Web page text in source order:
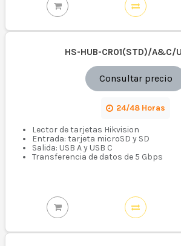
HS-HUB-CR01(STD)/A&C/
Consultar precio
24/48 Horas
Lector de tarjetas Hikvision
Entrada: tarjeta microSD y SD
Salida: USB A y USB C
Transferencia de datos de 5 Gbps